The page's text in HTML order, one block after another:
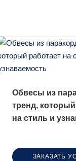
Обвесы из
тренд,
на стиль и
ЗАКАЗАТЬ